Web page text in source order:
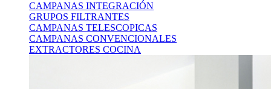
CAMPANAS INTEGRACIÓN
GRUPOS FILTRANTES
CAMPANAS TELESCOPICAS
CAMPANAS CONVENCIONALES
EXTRACTORES COCINA